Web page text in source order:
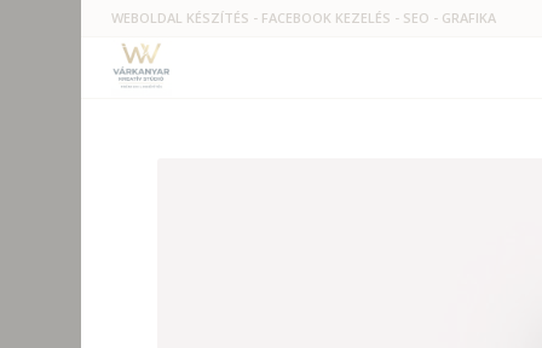
WEBOLDAL KÉSZÍTÉS - FACEBOOK KEZELÉS - SEO - GRAFIKA